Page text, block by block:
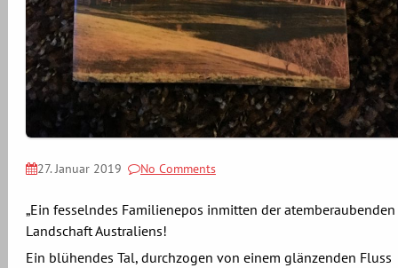
27. Januar 2019 No Comments
„Ein fesselndes Familienepos inmitten der atemberaubenden
Landschaft Australiens!
Ein blühendes Tal, durchzogen von einem glänzenden Fluss